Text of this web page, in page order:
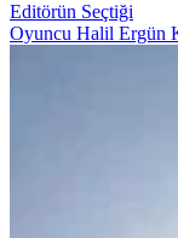
Editörün Seçtiği
Oyuncu Halil Ergün